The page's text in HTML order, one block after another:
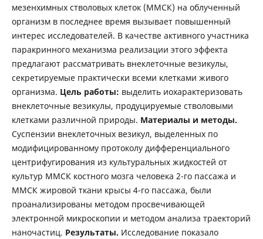
мезенхимных стволовых клеток (ММСК) на облученный
организм в последнее время вызывает повышенный
интерес исследователей. В качестве активного участника
паракринного механизма реализации этого эффекта
предлагают рассматривать внеклеточные везикулы,
секретируемые практически всеми клетками живого
организма. Цель работы: выделить иохарактеризовать
внеклеточные везикулы, продуцируемые стволовыми
клетками различной природы. Материалы и методы.
Суспензии внеклеточных везикул, выделенных по
модифицированному протоколу дифференциального
центрифугирования из культуральных жидкостей от
культур ММСК костного мозга человека 2-го пассажа и
ММСК жировой ткани крысы 4-го пассажа, были
проанализированы методом просвечивающей
электронной микроскопии и методом анализа траекторий
наночастиц. Результаты. Исследование показало